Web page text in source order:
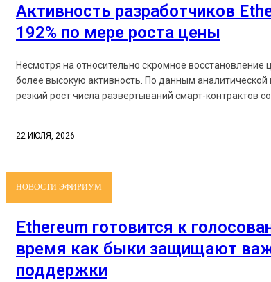
Активность разработчиков
192% по мере роста цены
Несмотря на относительно скромное
более высокую активность. По данным
резкий рост числа развертываний смарт-контрактов
22 ИЮЛЯ, 2026
НОВОСТИ ЭФИРИУМ
Ethereum готовится к
время как быки защищают
поддержки